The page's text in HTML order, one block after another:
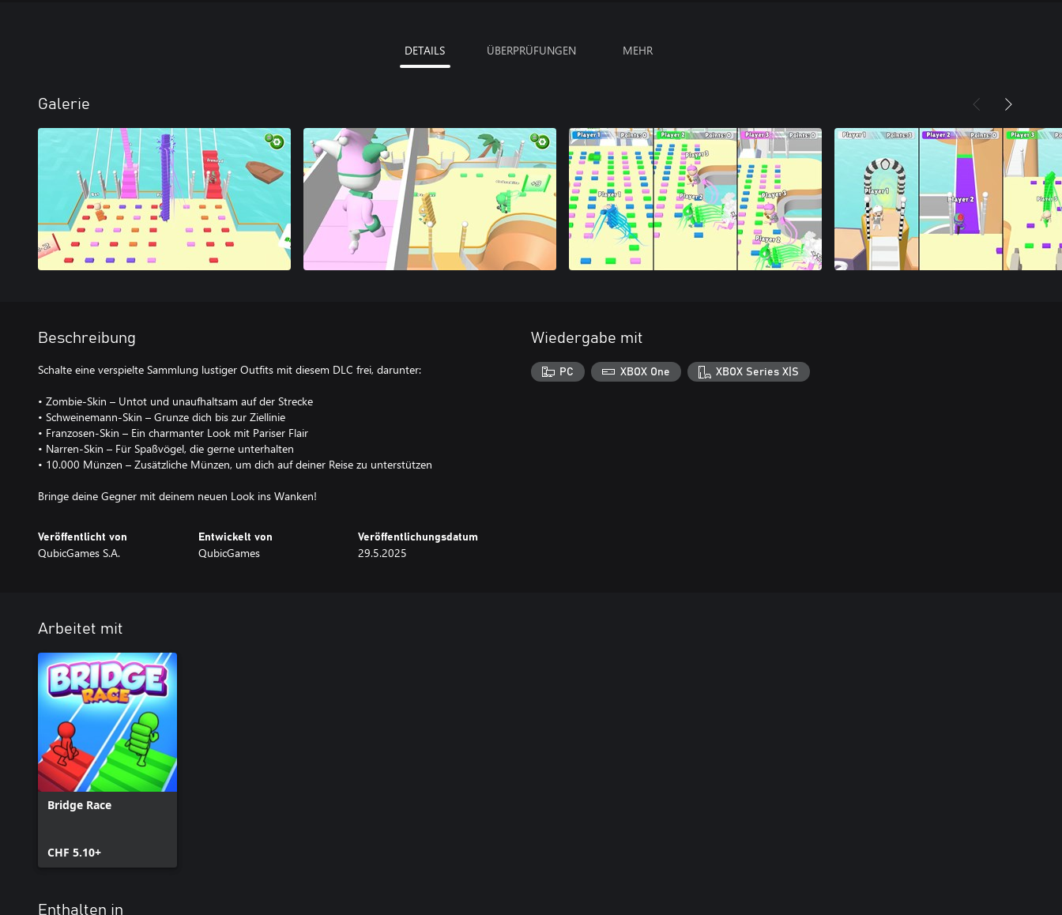
DETAILS ÜBERPRÜFUNGEN MEHR
Galerie
Beschreibung
Schalte eine verspielte Sammlung lustiger Outfits mit diesem DLC frei, darunter:
• Zombie-Skin – Untot und unaufhaltsam auf der Strecke
• Schweinemann-Skin – Grunze dich bis zur Ziellinie
• Franzosen-Skin – Ein charmanter Look mit Pariser Flair
• Narren-Skin – Für Spaßvögel, die gerne unterhalten
• 10.000 Münzen – Zusätzliche Münzen, um dich auf deiner Reise zu unterstützen
Bringe deine Gegner mit deinem neuen Look ins Wanken!
Veröffentlicht von
QubicGames S.A.
Entwickelt von
QubicGames
Veröffentlichungsdatum
29.5.2025
Wiedergabe mit
PC XBOX One XBOX Series X|S
Arbeitet mit
Bridge Race
CHF 5.10+
Enthalten in